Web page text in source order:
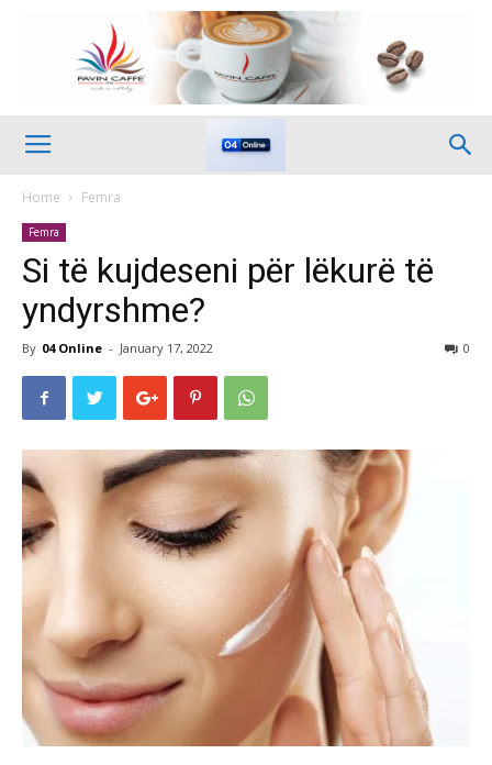
Home Femra
Femra
Si të kujdeseni për lëkurë të
yndyrshme?
By 04 Online - January 17, 2022 0